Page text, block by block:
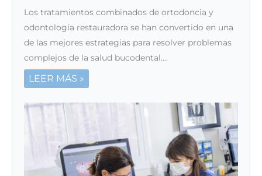
Los tratamientos combinados de ortodoncia y
odontología restauradora se han convertido en una
de las mejores estrategias para resolver problemas
complejos de la salud bucodental.…
LEER MÁS »